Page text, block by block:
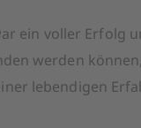
ein voller
werden
lebendigen